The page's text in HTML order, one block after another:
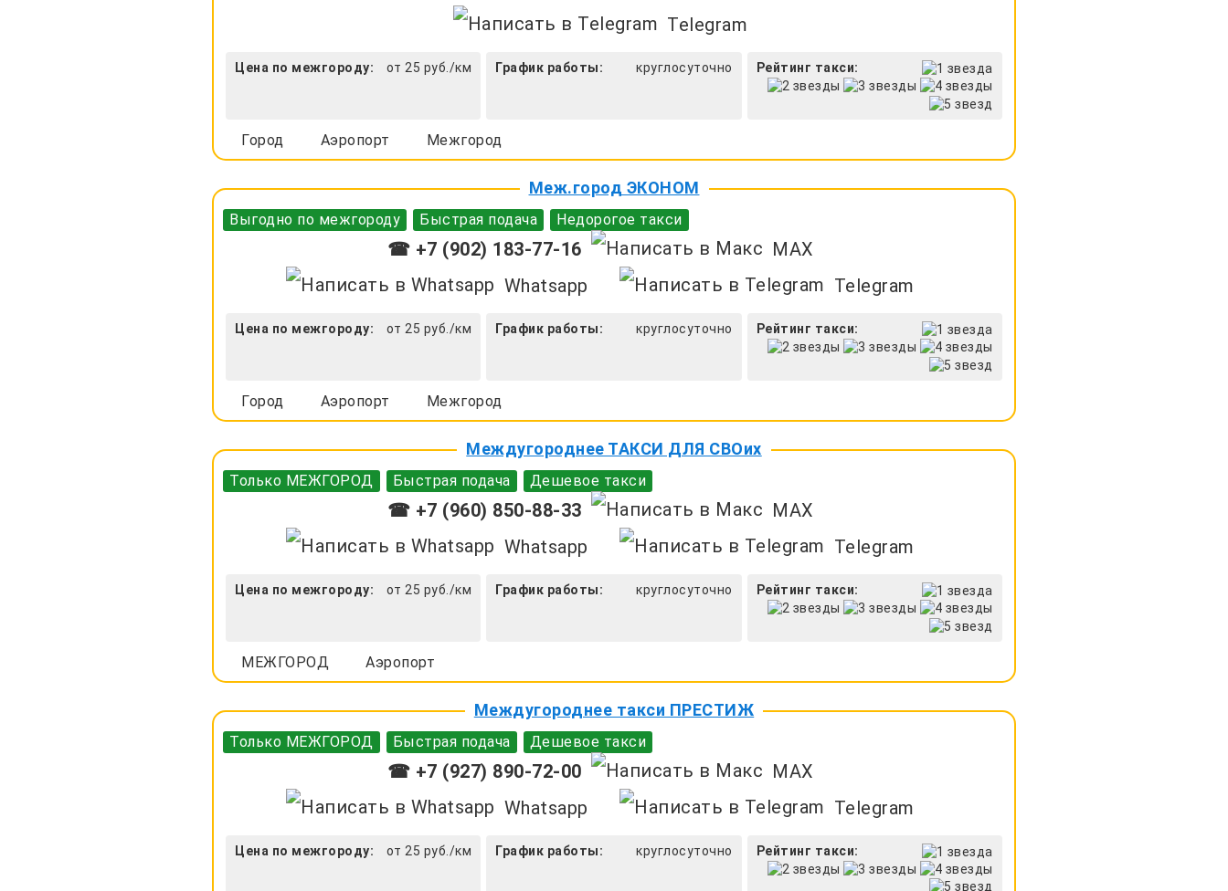
Telegram
Цена по межгороду: от 25 руб./км График работы: круглосуточно Рейтинг такси:
Город Аэропорт Межгород
Меж.город ЭКОНОМ
Выгодно по межгороду Быстрая подача Недорогое такси
☎ +7 (902) 183-77-16
MAX
Whatsapp
Telegram
Цена по межгороду: от 25 руб./км График работы: круглосуточно Рейтинг такси:
Город Аэропорт Межгород
Междугороднее ТАКСИ ДЛЯ СВОих
Только МЕЖГОРОД Быстрая подача Дешевое такси
☎ +7 (960) 850-88-33
MAX
Whatsapp
Telegram
Цена по межгороду: от 25 руб./км График работы: круглосуточно Рейтинг такси:
МЕЖГОРОД Аэропорт
Междугороднее такси ПРЕСТИЖ
Только МЕЖГОРОД Быстрая подача Дешевое такси
☎ +7 (927) 890-72-00
MAX
Whatsapp
Telegram
Цена по межгороду: от 25 руб./км График работы: круглосуточно Рейтинг такси: